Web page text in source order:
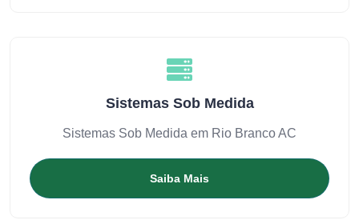
Sistemas Sob Medida
Sistemas Sob Medida em Rio Branco AC
Saiba Mais